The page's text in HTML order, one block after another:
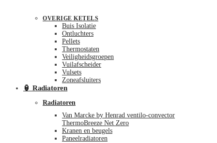
OVERIGE KETELS
Buis Isolatie
Ontluchters
Pellets
Thermostaten
Veiligheidsgroepen
Vuilafscheider
Vulsets
Zoneafsluiters
🏮 Radiatoren
Radiatoren
Van Marcke by Henrad ventilo-convector
ThermoBreeze Net Zero
Kranen en beugels
Paneelradiatoren